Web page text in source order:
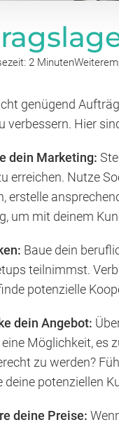
2 Minuten
genügend
verbessern. Hier
dein Marketing:
erreichen. Nutze
erstelle
um mit deinem
Baue dein
teilnimmst.
potenzielle
dein Angebot:
Möglichkeit, es
zu werden?
deine potenziellen
deine Preise: